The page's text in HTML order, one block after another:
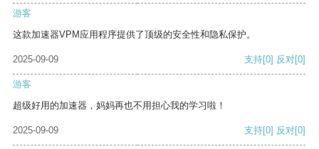
游客
这款加速器VPM应用程序提供了顶级的安全性和隐私保护。
2025-09-09 支持[0] 反对[0]
游客
超级好用的加速器，妈妈再也不用担心我的学习啦！
2025-09-09 支持[0] 反对[0]